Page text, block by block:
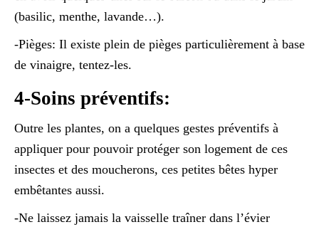
(basilic, menthe, lavande…).
-Pièges: Il existe plein de pièges particulièrement à base
de vinaigre, tentez-les.
4-Soins préventifs:
Outre les plantes, on a quelques gestes préventifs à
appliquer pour pouvoir protéger son logement de ces
insectes et des moucherons, ces petites bêtes hyper
embêtantes aussi.
-Ne laissez jamais la vaisselle traîner dans l’évier